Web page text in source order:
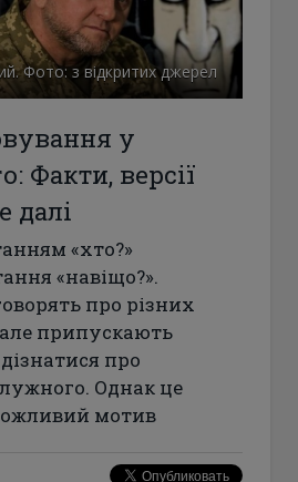
Фото: з відкритих джерел
у
Факти, версії
далі
«хто?»
«навіщо?».
про різних
припускають
про
Однак це
мотив